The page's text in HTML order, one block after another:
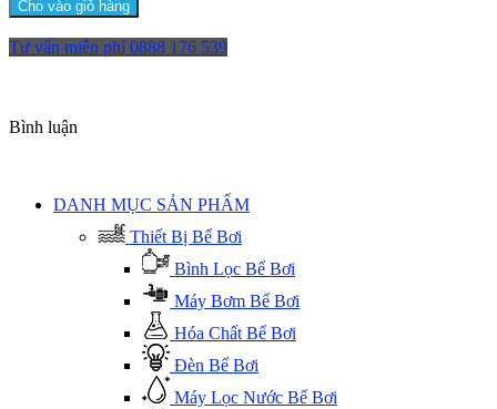
Cho vào giỏ hàng
Tư vấn miễn phí 0888 176 539
Bình luận
DANH MỤC SẢN PHẨM
Thiết Bị Bể Bơi
Bình Lọc Bể Bơi
Máy Bơm Bể Bơi
Hóa Chất Bể Bơi
Đèn Bể Bơi
Máy Lọc Nước Bể Bơi